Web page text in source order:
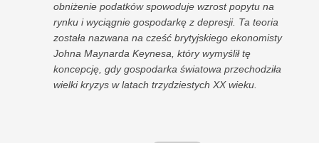
obniżenie podatków spowoduje wzrost popytu na
rynku i wyciągnie gospodarkę z depresji. Ta teoria
została nazwana na cześć brytyjskiego ekonomisty
Johna Maynarda Keynesa, który wymyślił tę
koncepcję, gdy gospodarka światowa przechodziła
wielki kryzys w latach trzydziestych XX wieku.